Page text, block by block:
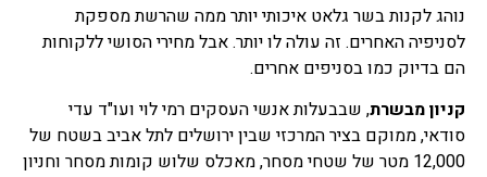
נוהג לקנות בשר גלאט איכותי יותר ממה שהרשת מספקת
לסניפיה האחרים. זה עולה לו יותר. אבל מחירי הסושי ללקוחות
הם בדיוק כמו בסניפים אחרים.
קניון מבשרת, שבבעלות אנשי העסקים רמי לוי ועו"ד עדי
סודאי, ממוקם בציר המרכזי שבין ירושלים לתל אביב בשטח של
12,000 מטר של שטחי מסחר, מאכלס שלוש קומות מסחר וחניון